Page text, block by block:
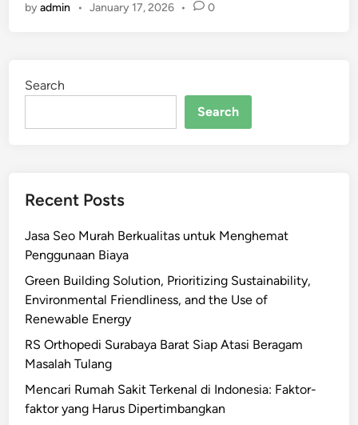
byadmin • January 17, 2026 • 0
Search
Search
Recent Posts
Jasa Seo Murah Berkualitas untuk Menghemat
Penggunaan Biaya
Green Building Solution, Prioritizing Sustainability,
Environmental Friendliness, and the Use of
Renewable Energy
RS Orthopedi Surabaya Barat Siap Atasi Beragam
Masalah Tulang
Mencari Rumah Sakit Terkenal di Indonesia: Faktor-
faktor yang Harus Dipertimbangkan